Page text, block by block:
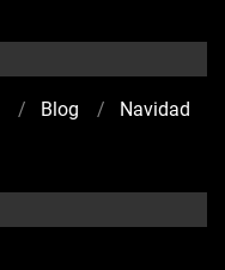
Blog
Navidad